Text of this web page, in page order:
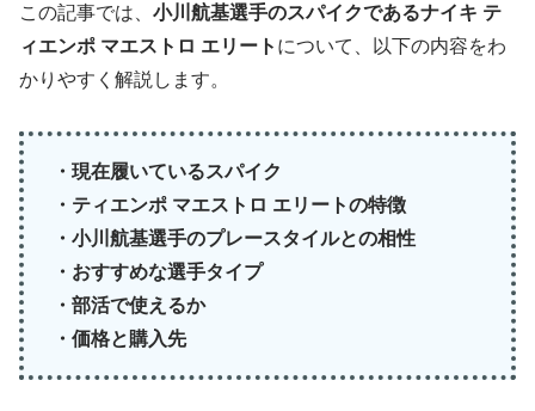
この記事では、 小川航基選手のスパイクであるナイキ テ
ィエンポ マエストロ エリート について、以下の内容をわ
かりやすく解説します。
・現在履いているスパイク
・ティエンポ マエストロ エリートの特徴
・小川航基選手のプレースタイルとの相性
・おすすめな選手タイプ
・部活で使えるか
・価格と購入先